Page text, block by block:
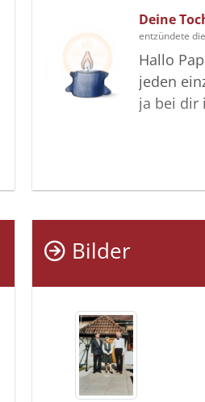
Deine
entzündete
Hallo
jeden
ja bei dir
Bilder